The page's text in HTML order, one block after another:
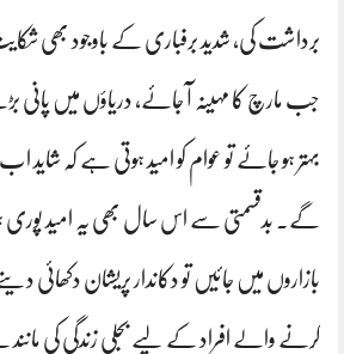
برداشت کی، شدید برفباری کے باوجود بھی شکایت
جب مارچ کا مہینہ آ جائے، دریاؤں میں پانی
بہتر ہو جائے تو عوام کو امید ہوتی ہے کہ شاید
گے۔ بدقسمتی سے اس سال بھی یہ امید پوری
بازاروں میں جائیں تو دکاندار پریشان دکھائی
کرنے والے افراد کے لیے بجلی زندگی کی